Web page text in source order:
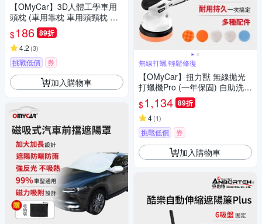
【OMyCar】3D人體工學車用
頭枕 (車用靠枕 車用頭頸枕 慢
回彈記憶枕 慢回彈頭枕)
$186 89折
4.2 (3)
挑戰低價 券
加入購物車
無線打蠟 輕鬆修復
【OMyCar】扭力獸 無線拋光
打蠟機Pro (一年保固) 自助洗車
汽車美容 拋光機 汽車打蠟機
$1,134 89折
4(1)
挑戰低價 券
加入購物車